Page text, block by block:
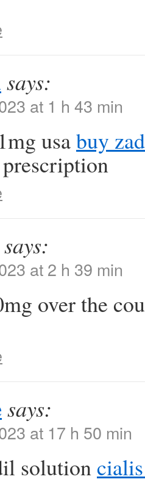
says:
at 1 h 43 min
usabuy
says:
at 2 h 39 min
over the
says:
at 17 h 50 min
solution